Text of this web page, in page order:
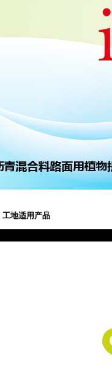
工地适用产品